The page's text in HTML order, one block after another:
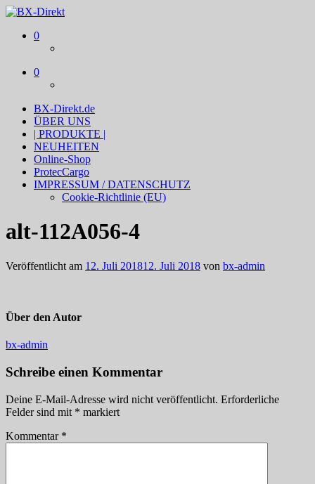
BX-Direkt
Produktideen und Online-Marketing
0
0
BX-Direkt.de
ÜBER UNS
| PRODUKTE |
NEUHEITEN
Online-Shop
ProtecCargo
IMPRESSUM / DATENSCHUTZ
Cookie-Richtlinie (EU)
alt-112A056-4
Veröffentlicht am 12. Juli 201812. Juli 2018 von bx-admin
Über den Autor
bx-admin
Schreibe einen Kommentar
Deine E-Mail-Adresse wird nicht veröffentlicht. Erforderliche
Felder sind mit * markiert
Kommentar *